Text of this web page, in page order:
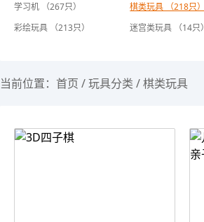
学习机 （267只） 棋类玩具 （218只）
彩绘玩具 （213只）
迷宫类玩具 （14只）
当前位置： 首页 /玩具分类 /棋类玩具